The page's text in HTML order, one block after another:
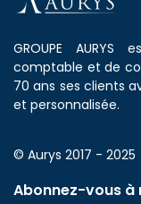
GROUPE
comptable et de
70 ans ses clients
et personnalisée.
© Aurys 2017 - 2025
Abonnez-vous à